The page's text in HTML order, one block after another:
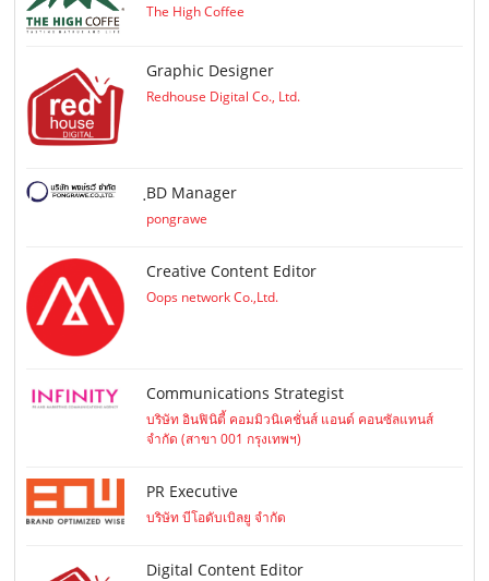
The High Coffee
Graphic Designer
Redhouse Digital Co., Ltd.
ฺBD Manager
pongrawe
Creative Content Editor
Oops network Co.,Ltd.
Communications Strategist
บริษัท อินฟินิตี้ คอมมิวนิเคชั่นส์ แอนด์ คอนซัลแทนส์
จำกัด (สาขา 001 กรุงเทพฯ)
PR Executive
บริษัท บีโอดับเบิลยู จำกัด
Digital Content Editor